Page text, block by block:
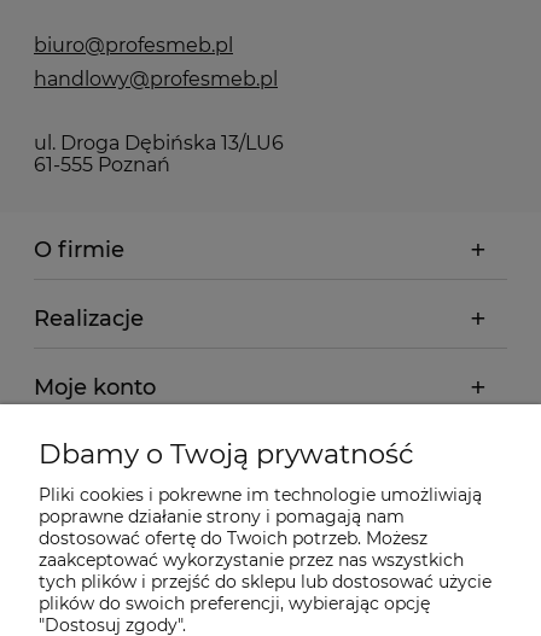
biuro@profesmeb.pl
handlowy@profesmeb.pl
ul. Droga Dębińska 13/LU6
61-555 Poznań
O firmie
Realizacje
Moje konto
Regulamin
Dostawa - realizacja
Gwarancja i zwroty
Dbamy o Twoją prywatność
Pliki cookies i pokrewne im technologie umożliwiają
poprawne działanie strony i pomagają nam
dostosować ofertę do Twoich potrzeb. Możesz
zaakceptować wykorzystanie przez nas wszystkich
tych plików i przejść do sklepu lub dostosować użycie
plików do swoich preferencji, wybierając opcję
"Dostosuj zgody".